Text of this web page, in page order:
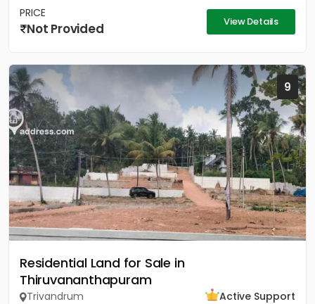
PRICE
Not Provided View Details
9
Residential Land for Sale in
Thiruvananthapuram
Trivandrum
Active Support